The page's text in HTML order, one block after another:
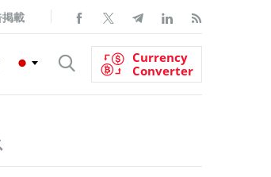
掲載
Currency
Converter